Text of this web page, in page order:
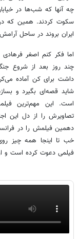
چه آنها که شب‌ها در
سکوت کردند. همین که در
ایران بروند در ساحل
اما فکر کنم اصغر
چند روز بعد از شروع
داشت برای کن آماده
شاید قصه‌ای بگیرد و
است. این مهم‌ترین
تصاویرش را از دل این
دهمین فیلمش را در
خب تا اینجا همه چیز
فیلمی دعوت کرده است و